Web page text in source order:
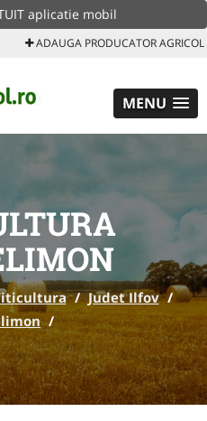
aplicatie mobil
ADAUGA PRODUCATOR AGRICOL
MENU
/ Judet Ilfov /
/